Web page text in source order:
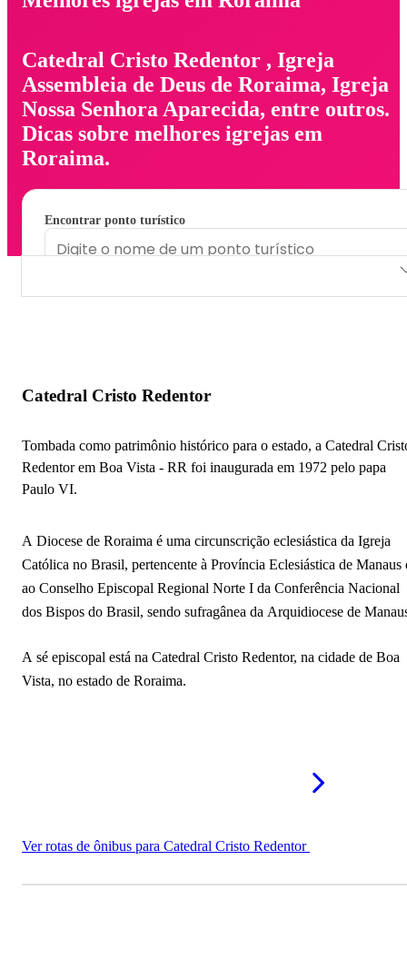
Catedral Cristo Redentor , Igreja
Assembleia de Deus de Roraima, Igreja
Nossa Senhora Aparecida, entre outros.
Dicas sobre melhores igrejas em
Roraima.
Encontrar ponto turístico
Paróquia de Nossa Senhora Consolata
Catedral Cristo Redentor
Tombada como patrimônio histórico para o estado, a Catedral
Redentor em Boa Vista - RR foi inaugurada em 1972 pelo papa
Paulo VI.
A Diocese de Roraima é uma circunscrição eclesiástica da Igreja
Católica no Brasil, pertencente à Província Eclesiástica de Manaus
ao Conselho Episcopal Regional Norte I da Conferência Nacional
dos Bispos do Brasil, sendo sufragânea da Arquidiocese de
A sé episcopal está na Catedral Cristo Redentor, na cidade de Boa
Vista, no estado de Roraima.
Ver rotas de ônibus para Catedral Cristo Redentor